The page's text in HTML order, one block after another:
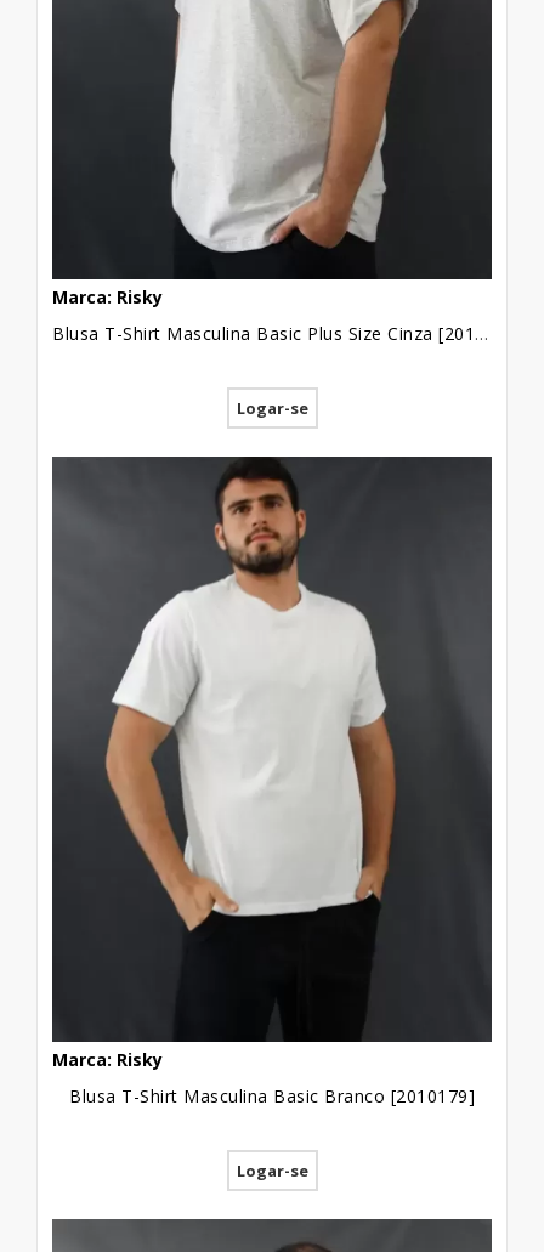
Marca: Risky
Blusa T-Shirt Masculina Basic Plus Size Cinza [2010181]
Logar-se
Marca: Risky
Blusa T-Shirt Masculina Basic Branco [2010179]
Logar-se